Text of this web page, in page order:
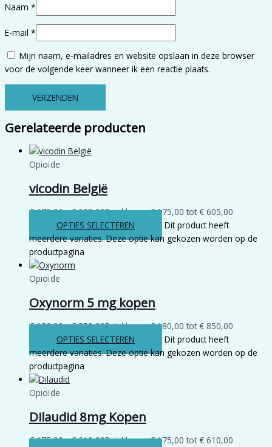
Naam *
E-mail *
Mijn naam, e-mailadres en website opslaan in deze browser
voor de volgende keer wanneer ik een reactie plaats.
Gerelateerde producten
Opioïde
vicodin België
€175,00 - €605,00Prijsklasse: € 175,00 tot € 605,00
OPTIES SELECTEREN
Dit product heeft
meerdere variaties. Deze optie kan gekozen worden op de
productpagina
Opioïde
Oxynorm 5 mg kopen
€180,00 - €850,00Prijsklasse: € 180,00 tot € 850,00
OPTIES SELECTEREN
Dit product heeft
meerdere variaties. Deze optie kan gekozen worden op de
productpagina
Opioïde
Dilaudid 8mg Kopen
€175,00 - €610,00Prijsklasse: € 175,00 tot € 610,00